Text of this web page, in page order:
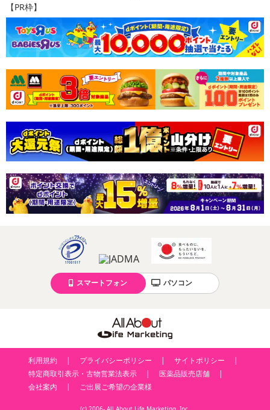
【PR枠】
スマートフォン パソコン
利用規約 プライバシーポリシー
サイトポリシー
特定商取引表示・古物営業法表示
医薬品販売店舗
会社案内
ご出展ご希望の企業様